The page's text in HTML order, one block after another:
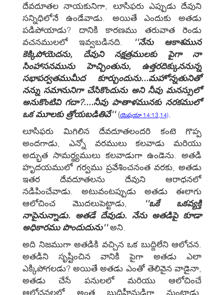
దేవదూతల నాయకునిగా, లూసిఫరు ఎప్పుడు దేవుని
సన్నిధిలోనే ఉండేవాడు. అయితే ఎందుకు అతడు
పడిపోయాడు? దానికి కారణము తరువాత రెండు
వచనములలో ఇవ్వబడినది.
''నేను ఆకాశమున
కెక్కిపోయెదను, దేవుని నక్షత్రములకు పైగా నా
సింహాసనమును హెచ్చింతును, ఉత్తరదిక్కుననున్న
సభాపర్వతముమీద కూర్చుందును...మహోన్నతునితో
నన్ను సమానునిగా చేసికొందును అని నీవు మనస్సులో
అనుకొంటివి గదా?....నీవు పాతాళమునకు నరకములో
ఒక మూలకు త్రోయబడితివే'' (యెషయా 14:13,14)
లూసిఫరు మిగిలిన దేవదూతలందరి కంటె గొప్ప
అందగాడు, ఎన్నో వరములు కలవాడు మరియు
అద్భుత సామర్థ్యములు కలవాడుగా ఉండెను. అతడి
హృదయములో గర్వము ప్రవేశించనంత వరకు, అతడు
ఇతర దేవదూతలను దేవుని ఆరాధనలో
నడిపించేవాడు. అటువంటప్పుడు అతడు ఈలాగు
ఆలోచించ మొదలుపెట్టాడు,
''ఒకే ఒకవ్యక్తి
నాపైనున్నాడు. అతడే దేవుడు. నేను అతడిపై కూడా
అధికారము పొందుదును''అని.
అది నిజముగా అతడికి వచ్చిన ఒక బుద్దిలేని ఆలోచన.
అతడిని సృష్టించిన వానికి పైగా అతడు ఎలా
ఎక్కిపోగలడు? అయితే అతడు ఎంతో తెలివైన వాడైనా,
అతడు చేసే పనులలో మరియు ఆలోచించే
ఆలోచనలలో అంత బుద్ధిహీనుడిగా నుంటాడు.